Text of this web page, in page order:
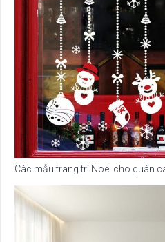
Các mẫu trang trí Noel cho quán